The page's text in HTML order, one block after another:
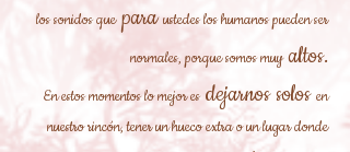
los sonidos que para ustedes los humanos pueden ser
normales, porque somos muy altos.
En estos momentos lo mejor es dejarnos solos en
nuestro rincón, tener un hueco extra o un lugar donde